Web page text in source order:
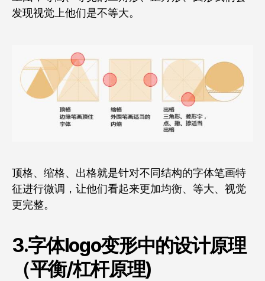
发现视觉上他们是不等大。
顶格、缩格、出格就是针对不同结构的字体笔画特
征进行微调，让他们看起来更加均衡、等大、视觉
更完整。
3.字体logo变形中的设计原理
（平衡/杠杆原理)